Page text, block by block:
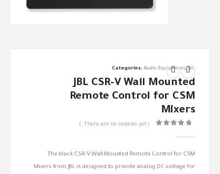
Categories:Audio Equipments,JBL
JBL CSR-V Wall Mounted
Remote Control for CSM
Mixers
( There are no reviews yet. )
The black CSR-V Wall Mounted Remote Control for CSM
Mixers from JBL is designed to provide analog DC voltage for